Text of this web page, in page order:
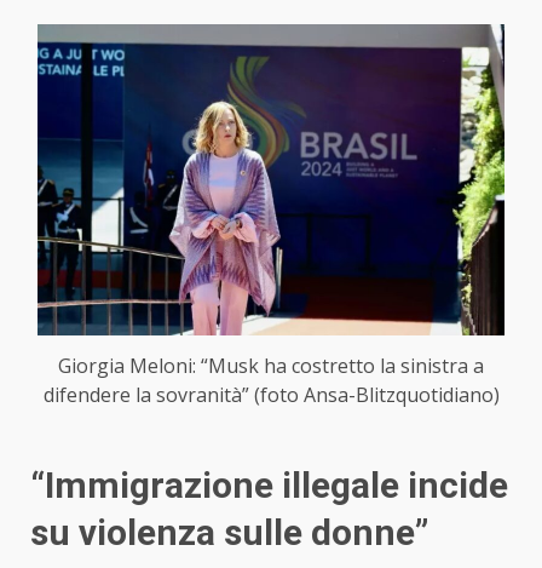
Giorgia Meloni: “Musk ha costretto la sinistra a
difendere la sovranità” (foto Ansa-Blitzquotidiano)
“Immigrazione illegale incide
su violenza sulle donne”